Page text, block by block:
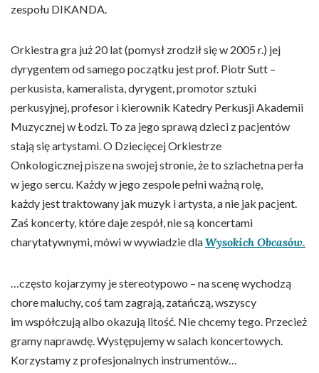
zespołu DIKANDA.
Orkiestra gra już 20 lat (pomysł zrodził się w 2005 r.) jej
dyrygentem od samego początku jest prof. Piotr Sutt –
perkusista, kameralista, dyrygent, promotor sztuki
perkusyjnej, profesor i kierownik Katedry Perkusji Akademii
Muzycznej w Łodzi. To za jego sprawą dzieci z pacjentów
stają się artystami. O Dziecięcej Orkiestrze
Onkologicznej pisze na swojej stronie, że to szlachetna perła
w jego sercu. Każdy w jego zespole pełni ważną rolę,
każdy jest traktowany jak muzyk i artysta, a nie jak pacjent.
Zaś koncerty, które daje zespół, nie są koncertami
charytatywnymi, mówi w wywiadzie dlaWysokich Obcasów.
…często kojarzymy je stereotypowo – na scenę wychodzą
chore maluchy, coś tam zagrają, zatańczą, wszyscy
im współczują albo okazują litość. Nie chcemy tego. Przecież
gramy naprawdę. Występujemy w salach koncertowych.
Korzystamy z profesjonalnych instrumentów…